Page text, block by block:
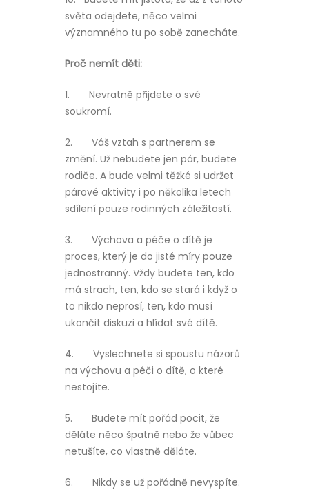
světa odejdete, něco velmi
významného tu po sobě zanecháte.
Proč nemít děti:
1.
Nevratně přijdete o své
soukromí.
2.
Váš vztah s partnerem se
změní. Už nebudete jen pár, budete
rodiče. A bude velmi těžké si udržet
párové aktivity i po několika letech
sdílení pouze rodinných záležitostí.
3.
Výchova a péče o dítě je
proces, který je do jisté míry pouze
jednostranný. Vždy budete ten, kdo
má strach, ten, kdo se stará i když o
to nikdo neprosí, ten, kdo musí
ukončit diskuzi a hlídat své dítě.
4.
Vyslechnete si spoustu názorů
na výchovu a péči o dítě, o které
nestojíte.
5.
Budete mít pořád pocit, že
děláte něco špatně nebo že vůbec
netušíte, co vlastně děláte.
6.
Nikdy se už pořádně nevyspíte.